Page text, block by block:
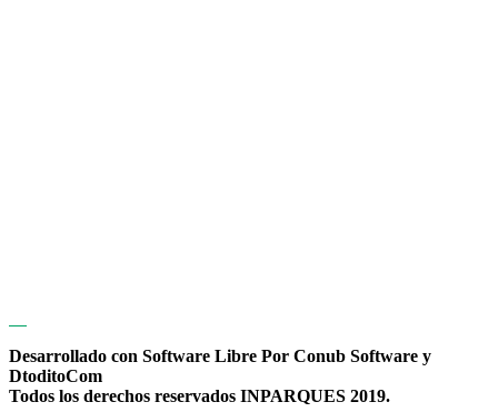
Desarrollado con Software Libre Por Conub Software y
DtoditoCom
Todos los derechos reservados INPARQUES 2019.